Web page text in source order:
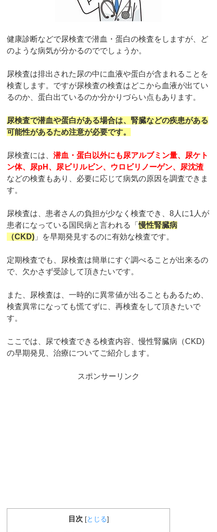
健康診断などで尿検査で潜血・蛋白の検査をしますが、ど
のような病気が分かるのででしょうか。
尿検査は排出された尿の中に血液や蛋白が含まれることを
検査します。ですが尿検査の検査はどこから血液が出てい
るのか、蛋白出ているのか分かりづらい点もあります。
尿検査で潜血や蛋白がある場合は、腎臓などの疾患がある
可能性があるため注意が必要です。
尿検査には、潜血・蛋白以外にも尿アルブミン量、尿ケト
ン体、尿pH、尿ビリルビン、ウロビリノーゲン、尿沈渣
などの検査もあり、必要に応じて病気の原因を調査できま
す。
尿検査は、患者さんの負担が少なく検査でき、8人に1人が
患者になっている国民病と言われる「慢性腎臓病
（CKD) 」を早期発見するのに有効な検査です。
定期検査でも、尿検査は簡単にすぐ調べることが出来るの
で、欠かさず受診して頂きたいです。
また、尿検査は、一時的に異常値が出ることもあるため、
検査異常になっても慌てずに、再検査をして頂きたいで
す。
ここでは、尿で検査できる検査内容、慢性腎臓病（CKD)
の早期発見、治療についてご紹介します。
スポンサーリンク
目次 [とじる]